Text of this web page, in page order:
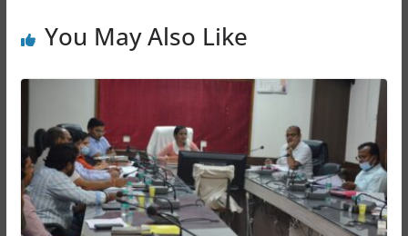
You May Also Like